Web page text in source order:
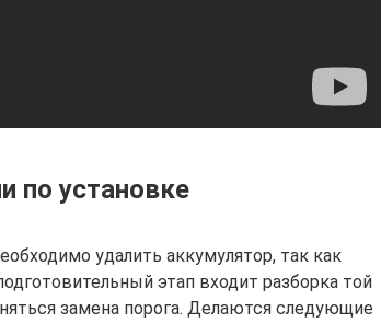
по установке
удалить аккумулятор, так как
этап входит разборка той
замена порога. Делаются следующие